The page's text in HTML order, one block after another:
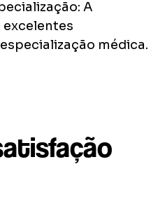
A
médica.